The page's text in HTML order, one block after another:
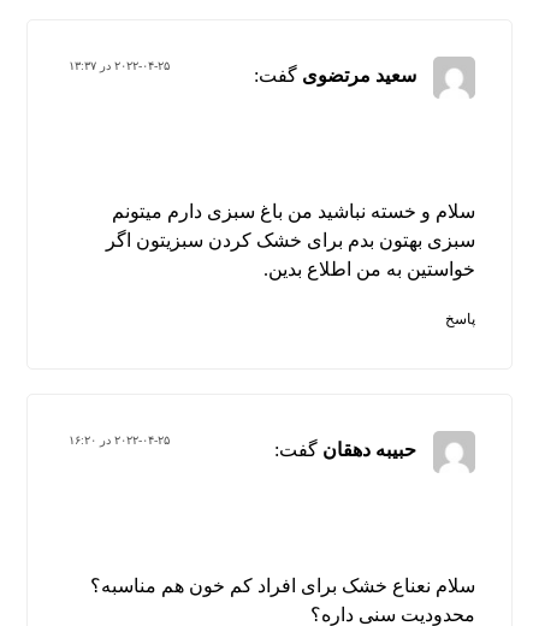
سعید مرتضوی گفت: ۲۰۲۲-۰۴-۲۵ در ۱۳:۳۷
سلام و خسته نباشید من باغ سبزی دارم میتونم
سبزی بهتون بدم برای خشک کردن سبزیتون اگر
خواستین به من اطلاع بدین.
پاسخ
حبیبه دهقان گفت: ۲۰۲۲-۰۴-۲۵ در ۱۶:۲۰
سلام نعناع خشک برای افراد کم خون هم مناسبه؟
محدودیت سنی داره؟